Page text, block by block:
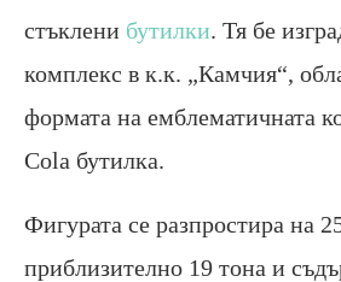
стъклени бутилки. Тя бе
комплекс в к.к. „Камчия“,
формата на емблематичната
Cola бутилка.
Фигурата се разпростира на
приблизително 19 тона и